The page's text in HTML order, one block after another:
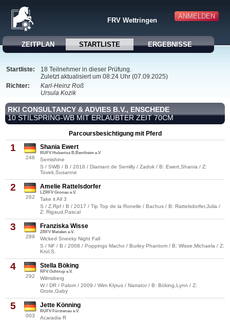
ANMELDEN
FRV Wettringen
ZEITPLAN STARTLISTE ERGEBNISSE
Startliste:
18 Teilnehmer in dieser Prüfung.
Zuletzt aktualisiert um 08:24 Uhr (07.09.2025)
Richter:
Karl-Heinz Roß
Ursula Kozik
RKI CONSULTANCY & ADVIES B.V., ENSCHEDE
10 STILSPRING-WB MIT ERLAUBTER ZEIT 70CM
Parcoursbesichtigung mit Pferd
1
248
Shania Ewert
RUFV Hubertus B.Bentheim e.V
Semishine
S / SWB / B / 2016 / Diamant de Semilly / Zadok / B: Ewert,Shania / Z:
Tovek,Susanne
2
262
Amelie Rattelsdorfer
LZRFV Gronau e.V.
Take it All 3
S / Z.Rpf / B / 2017 / Tip Top de la Ronelle / Bachus / B: Rattelsdorfer,Julia /
Z: Rigaud,Pascal
3
289
Franziska Wisse
ZRFV Metelen e.V.
Wicked Sneeky Night Fall
S / NF / B / 2008 / Poppings Macho / Burley Phantom / B: Wisse,Michaela / Z:
Krol,S.
4
292
Stella Böking
RFV Ochtrup e.V.
Wilmsberg
W / DR / Palom / 2009 / Wim Klytus / Narrator / B: Böking,Lynn / Z:
Grote,Gaby
5
003
Jette Könning
RUFV Fürstenau e.V.
Acaradia R